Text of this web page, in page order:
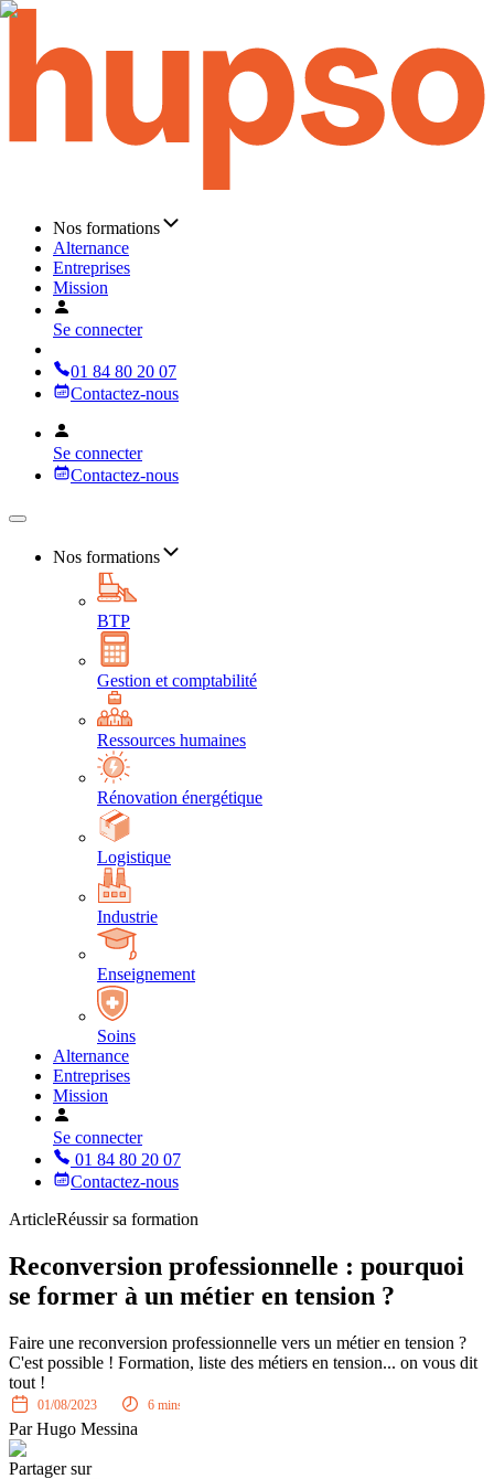
Nos formations
Alternance
Entreprises
Mission
Se connecter
01 84 80 20 07
Contactez-nous
Se connecter
Contactez-nous
Nos formations
BTP
Gestion et comptabilité
Ressources humaines
Rénovation énergétique
Logistique
Industrie
Enseignement
Soins
Alternance
Entreprises
Mission
Se connecter
01 84 80 20 07
Contactez-nous
ArticleRéussir sa formation
Reconversion professionnelle : pourquoi
se former à un métier en tension ?
Faire une reconversion professionnelle vers un métier en tension ?
C'est possible ! Formation, liste des métiers en tension... on vous dit
tout !
01/08/2023 6 mins
ParHugo Messina
Partager sur